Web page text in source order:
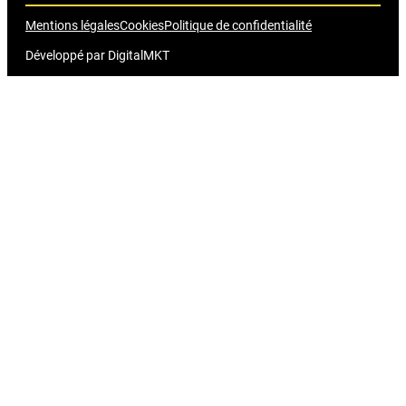
Mentions légalesCookiesPolitique de confidentialité
Développé par DigitalMKT